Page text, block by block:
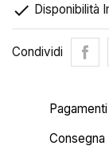
 Disponibilità
Condividi
Consegna